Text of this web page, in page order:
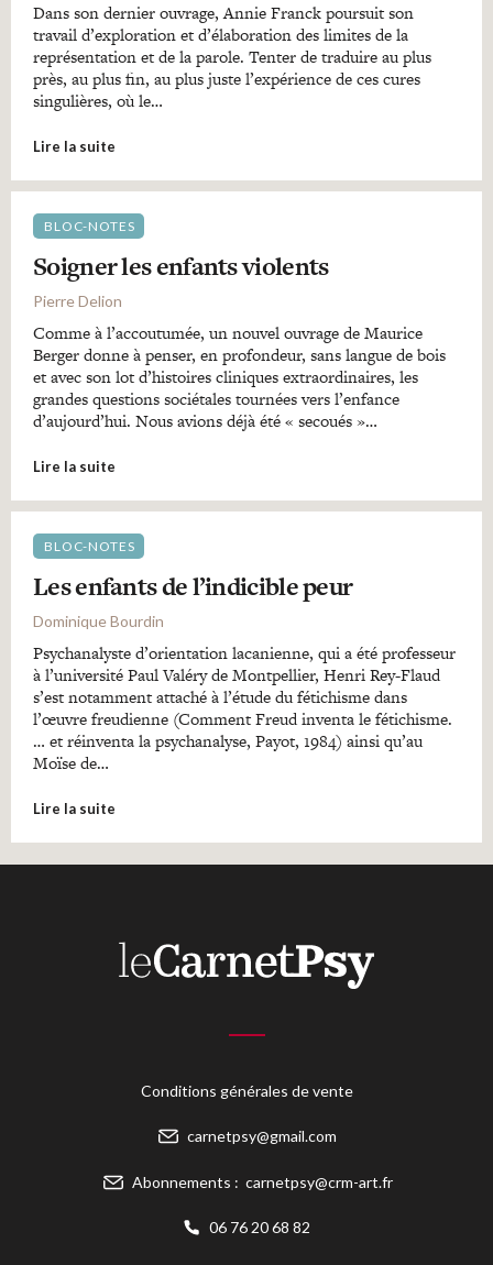
Dans son dernier ouvrage, Annie Franck poursuit son
travail d’exploration et d’élaboration des limites de la
représentation et de la parole. Tenter de traduire au plus
près, au plus fin, au plus juste l’expérience de ces cures
singulières, où le…
Lire la suite
BLOC-NOTES
Soigner les enfants violents
Pierre Delion
Comme à l’accoutumée, un nouvel ouvrage de Maurice
Berger donne à penser, en profondeur, sans langue de bois
et avec son lot d’histoires cliniques extraordinaires, les
grandes questions sociétales tournées vers l’enfance
d’aujourd’hui. Nous avions déjà été « secoués »…
Lire la suite
BLOC-NOTES
Les enfants de l’indicible peur
Dominique Bourdin
Psychanalyste d’orientation lacanienne, qui a été professeur
à l’université Paul Valéry de Montpellier, Henri Rey-Flaud
s’est notamment attaché à l’étude du fétichisme dans
l’œuvre freudienne (Comment Freud inventa le fétichisme.
… et réinventa la psychanalyse, Payot, 1984) ainsi qu’au
Moïse de…
Lire la suite
Conditions générales de vente
carnetpsy@gmail.com
Abonnements : carnetpsy@crm-art.fr
06 76 20 68 82